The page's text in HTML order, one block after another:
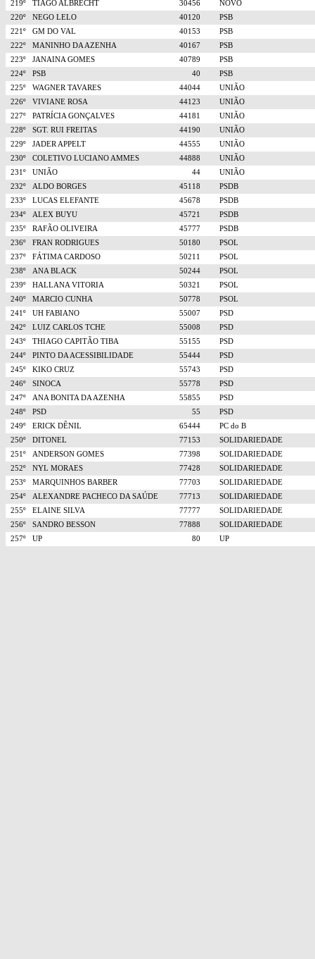
219º
TIAGO ALBRECHT 30456
NOVO
220º
NEGO LELO 40120
PSB
221º
GM DO VAL 40153
PSB
222º
MANINHO DA AZENHA 40167
PSB
223º
JANAINA GOMES 40789
PSB
224º
PSB 40
PSB
225º
WAGNER TAVARES 44044
UNIÃO
226º
VIVIANE ROSA 44123
UNIÃO
227º
PATRÍCIA GONÇALVES 44181
UNIÃO
228º
SGT. RUI FREITAS 44190
UNIÃO
229º
JADER APPELT 44555
UNIÃO
230º
COLETIVO LUCIANO AMMES 44888
UNIÃO
231º
UNIÃO 44
UNIÃO
232º
ALDO BORGES 45118
PSDB
233º
LUCAS ELEFANTE 45678
PSDB
234º
ALEX BUYU 45721
PSDB
235º
RAFÃO OLIVEIRA 45777
PSDB
236º
FRAN RODRIGUES 50180
PSOL
237º
FÁTIMA CARDOSO 50211
PSOL
238º
ANA BLACK 50244
PSOL
239º
HALLANA VITORIA 50321
PSOL
240º
MARCIO CUNHA 50778
PSOL
241º
UH FABIANO 55007
PSD
242º
LUIZ CARLOS TCHE 55008
PSD
243º
THIAGO CAPITÃO TIBA 55155
PSD
244º
PINTO DA ACESSIBILIDADE 55444
PSD
245º
KIKO CRUZ 55743
PSD
246º
SINOCA 55778
PSD
247º
ANA BONITA DA AZENHA 55855
PSD
248º
PSD 55
PSD
249º
ERICK DÊNIL 65444
PC do B
250º
DITONEL 77153
SOLIDARIEDADE
251º
ANDERSON GOMES 77398
SOLIDARIEDADE
252º
NYL MORAES 77428
SOLIDARIEDADE
253º
MARQUINHOS BARBER 77703
SOLIDARIEDADE
254º
ALEXANDRE PACHECO DA SAÚDE 77713
SOLIDARIEDADE
255º
ELAINE SILVA 77777
SOLIDARIEDADE
256º
SANDRO BESSON 77888
SOLIDARIEDADE
257º
UP 80 UP